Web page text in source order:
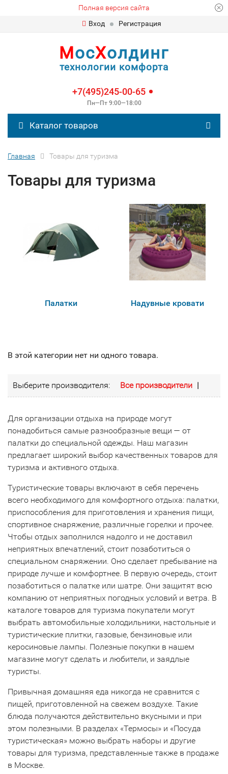
Полная версия сайта
Вход
Регистрация
МосХолдинг
технологии комфорта
+7(495)245-00-65
Пн—Пт 9:00—18:00
Каталог товаров
Главная Товары для туризма
Товары для туризма
Палатки Надувные кровати
В этой категории нет ни одного товара.
Выберите производителя: Все производители |
Для организации отдыха на природе могут
понадобиться самые разнообразные вещи — от
палатки до специальной одежды. Наш магазин
предлагает широкий выбор качественных товаров для
туризма и активного отдыха.
Туристические товары включают в себя перечень
всего необходимого для комфортного отдыха: палатки,
приспособления для приготовления и хранения пищи,
спортивное снаряжение, различные горелки и прочее.
Чтобы отдых заполнился надолго и не доставил
неприятных впечатлений, стоит позаботиться о
специальном снаряжении. Оно сделает пребывание на
природе лучше и комфортнее. В первую очередь, стоит
позаботиться о палатке или шатре. Они защитят всю
компанию от неприятных погодных условий и ветра. В
каталоге товаров для туризма покупатели могут
выбрать автомобильные холодильники, настольные и
туристические плитки, газовые, бензиновые или
керосиновые лампы. Полезные покупки в нашем
магазине могут сделать и любители, и заядлые
туристы.
Привычная домашняя еда никогда не сравнится с
пищей, приготовленной на свежем воздухе. Такие
блюда получаются действительно вкусными и при
этом полезными. В разделах «Термосы» и «Посуда
туристическая» можно выбрать наборы и другие
товары для туризма, представленные также в продаже
в Москве.